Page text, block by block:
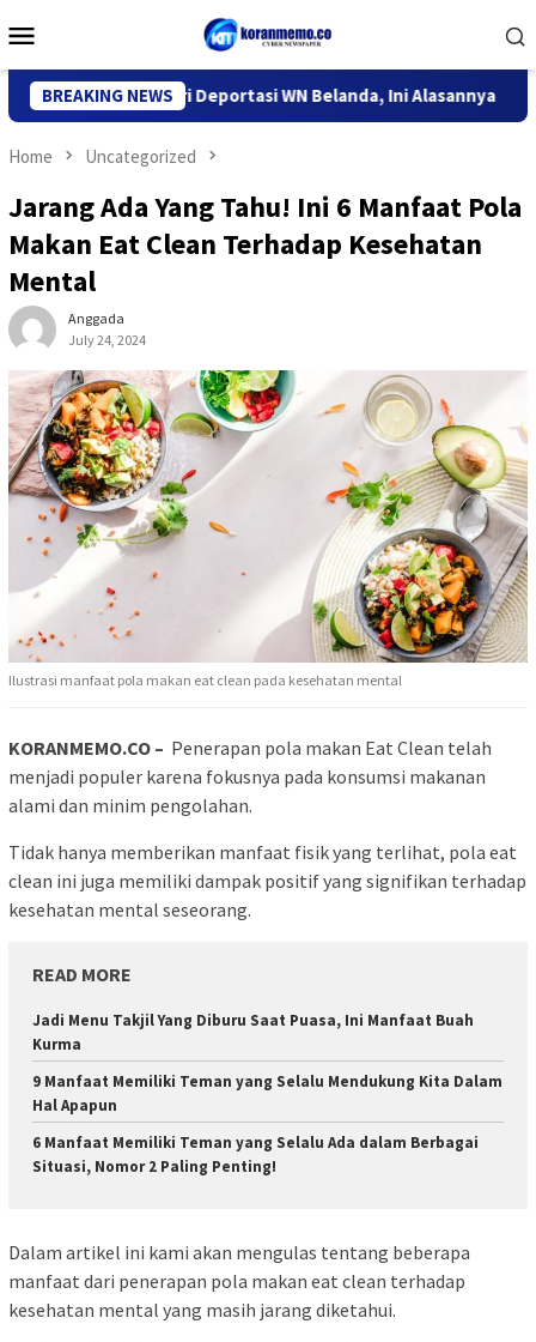
to
Menu
BREAKING NEWS
Kediri Deportasi WN Belanda, Ini Alasannya 9
Home Uncategorized
Jarang Ada Yang Tahu! Ini 6 Manfaat Pola
Makan Eat Clean Terhadap Kesehatan
Mental
Anggada
July 24, 2024
Ilustrasi manfaat pola makan eat clean pada kesehatan mental
KORANMEMO.CO – Penerapan pola makan Eat Clean telah
menjadi populer karena fokusnya pada konsumsi makanan
alami dan minim pengolahan.
Tidak hanya memberikan manfaat fisik yang terlihat, pola eat
clean ini juga memiliki dampak positif yang signifikan terhadap
kesehatan mental seseorang.
READ MORE
Jadi Menu Takjil Yang Diburu Saat Puasa, Ini Manfaat Buah
Kurma
9 Manfaat Memiliki Teman yang Selalu Mendukung Kita Dalam
Hal Apapun
6 Manfaat Memiliki Teman yang Selalu Ada dalam Berbagai
Situasi, Nomor 2 Paling Penting!
Dalam artikel ini kami akan mengulas tentang beberapa
manfaat dari penerapan pola makan eat clean terhadap
kesehatan mental yang masih jarang diketahui.